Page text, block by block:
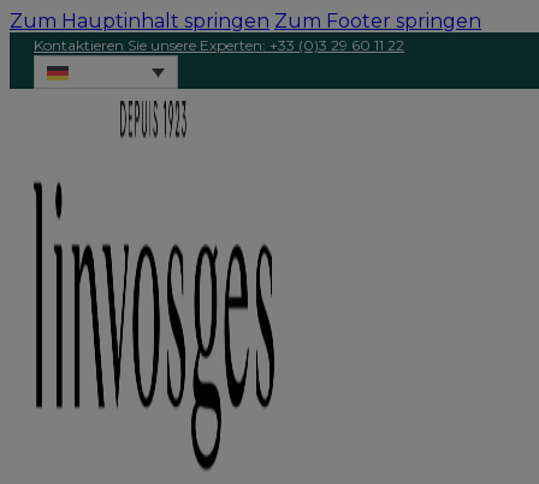
Zum Hauptinhalt springen Zum Footer springen
Kontaktieren Sie unsere Experten: +33 (0)3 29 60 11 22